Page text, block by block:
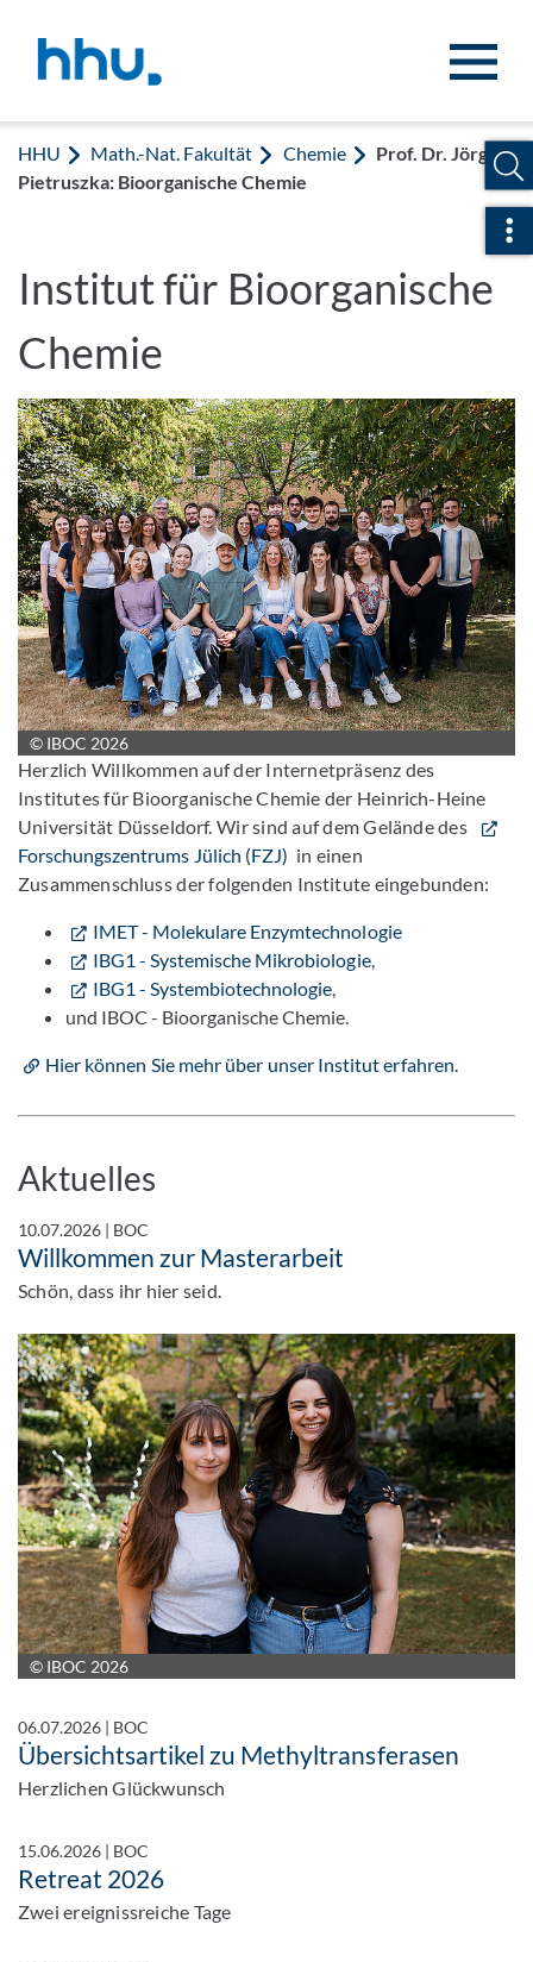
HHU Math.-Nat. Fakultät Chemie
Prof. Dr. Jörg
Pietruszka: Bioorganische Chemie
Institut für Bioorganische
Chemie
© IBOC 2026
Herzlich Willkommen auf der Internetpräsenz des
Institutes für Bioorganische Chemie der Heinrich-Heine
Universität Düsseldorf. Wir sind auf dem Gelände des
Forschungszentrums Jülich (FZJ) in einen
Zusammenschluss der folgenden Institute eingebunden:
IMET - Molekulare Enzymtechnologie
IBG1 - Systemische Mikrobiologie,
IBG1 - Systembiotechnologie,
und IBOC - Bioorganische Chemie.
Hier können Sie mehr über unser Institut erfahren.
Aktuelles
10.07.2026 | BOC
Willkommen zur Masterarbeit
Schön, dass ihr hier seid.
© IBOC 2026
06.07.2026 | BOC
Übersichtsartikel zu Methyltransferasen
Herzlichen Glückwunsch
15.06.2026 | BOC
Retreat 2026
Zwei ereignissreiche Tage